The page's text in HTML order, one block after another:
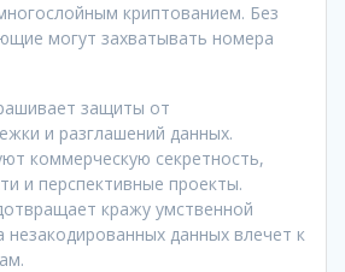
криптованием. Без
могут захватывать номера
защиты от
и разглашений данных.
коммерческую секретность,
и перспективные проекты.
кражу умственной
незакодированных данных влечет к